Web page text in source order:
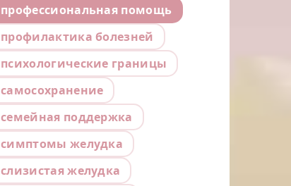
профессиональная помощь
профилактика болезней
психологические границы
самосохранение
семейная поддержка
симптомы желудка
слизистая желудка